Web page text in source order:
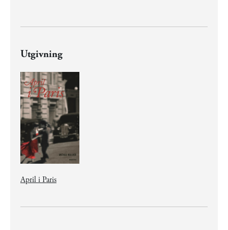
Utgivning
April i Paris